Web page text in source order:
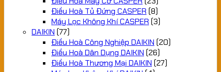
Điều Hoà Tủ Đứng CASPER (8)
Máy Lọc Không Khí CASPER (3)
DAIKIN (77)
Điều Hoà Công Nghiệp DAIKIN (20)
Điều Hoà Dân Dụng DAIKIN (26)
Điều Hoà Thương Mại DAIKIN (27)